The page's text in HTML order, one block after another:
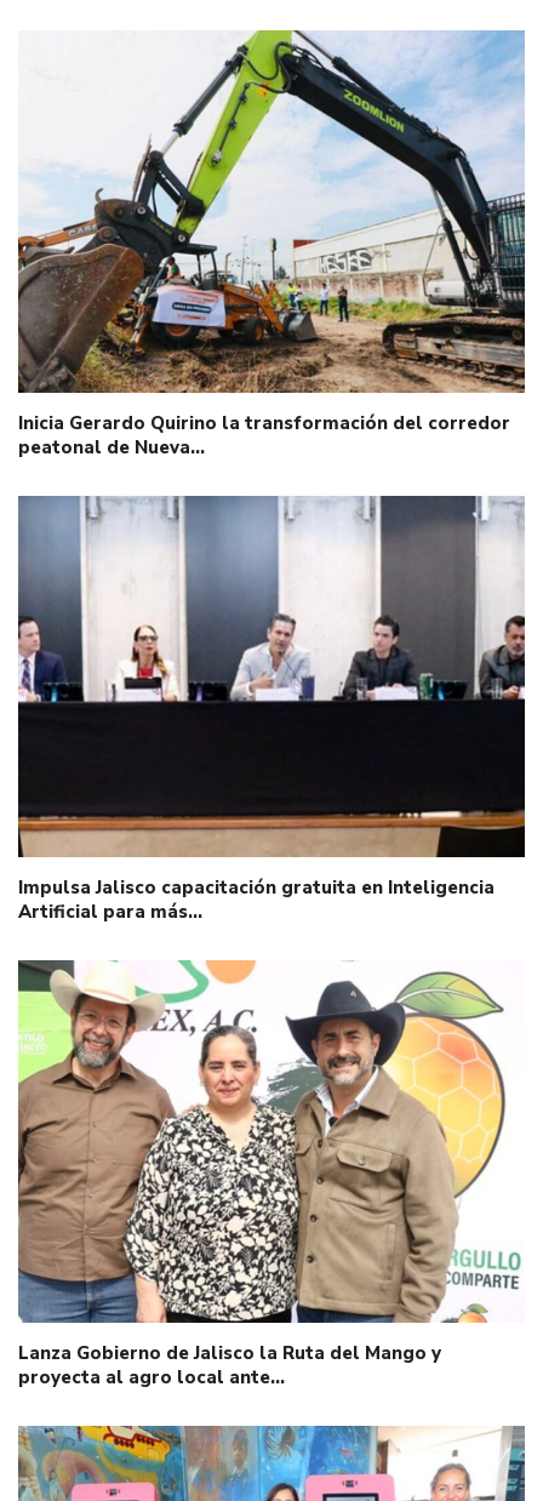
Inicia Gerardo Quirino la transformación del corredor
peatonal de Nueva…
Impulsa Jalisco capacitación gratuita en Inteligencia
Artificial para más…
Lanza Gobierno de Jalisco la Ruta del Mango y
proyecta al agro local ante…